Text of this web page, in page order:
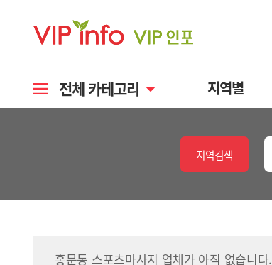
전체 카테고리 지역별
지역검색
홍문동 스포츠마사지 업체가 아직 없습니다.